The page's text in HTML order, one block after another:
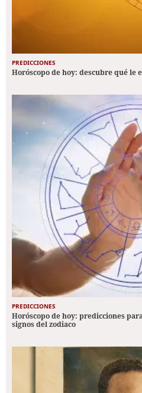
PREDICCIONES
Horóscopo de hoy: descubre qué le
PREDICCIONES
Horóscopo de hoy: predicciones
signos del zodiaco